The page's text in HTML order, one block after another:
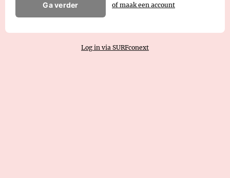
Ga verder of maak een account
Log in via SURFconext